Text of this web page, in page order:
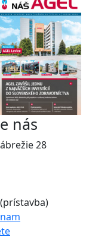
nás
28